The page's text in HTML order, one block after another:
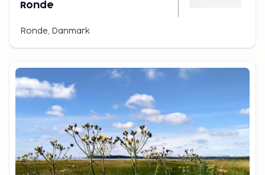
Ronde
Ronde, Danmark